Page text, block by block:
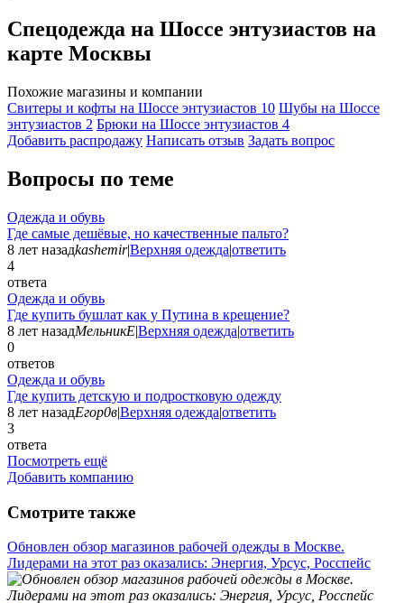
Спецодежда на Шоссе энтузиастов на
карте Москвы
Похожие магазины и компании
Свитеры и кофты на Шоссе энтузиастов 10 Шубы на Шоссе
энтузиастов 2 Брюки на Шоссе энтузиастов 4
Добавить раcпродажу Написать отзыв Задать вопрос
Вопросы по теме
Одежда и обувь
Где самые дешёвые, но качественные пальто?
8 лет назадkashemir|Верхняя одежда|ответить
4
ответа
Одежда и обувь
Где купить бушлат как у Путина в крещение?
8 лет назадМельникЕ|Верхняя одежда|ответить
0
ответов
Одежда и обувь
Где купить детскую и подростковую одежду
8 лет назадЕгор0в|Верхняя одежда|ответить
3
ответа
Посмотреть ещё
Добавить компанию
Смотрите также
Обновлен обзор магазинов рабочей одежды в Москве.
Лидерами на этот раз оказались: Энергия, Урсус, Росспейс